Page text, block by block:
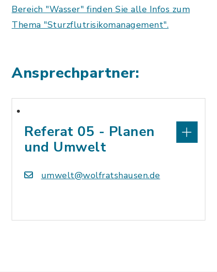
Bereich "Wasser" finden Sie alle Infos zum
Thema "Sturzflutrisikomanagement".
Ansprechpartner:
Referat 05 - Planen
und Umwelt
umwelt@wolfratshausen.de